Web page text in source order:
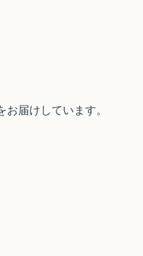
お届けしています。